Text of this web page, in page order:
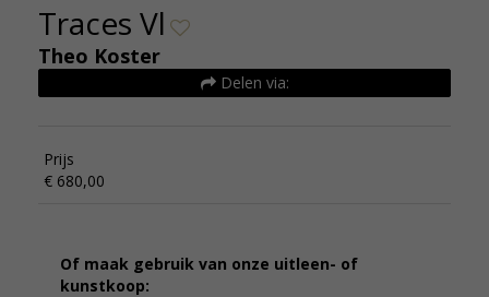
Traces Vl
Theo Koster
Delen via:
Prijs
€ 680,00
Of maak gebruik van onze uitleen- of
kunstkoop: